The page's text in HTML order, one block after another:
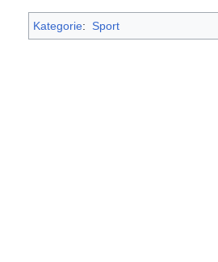
Kategorie: Sport